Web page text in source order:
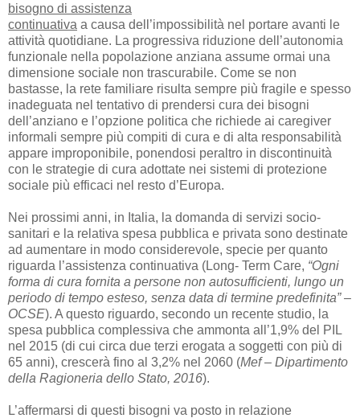
bisogno di assistenza
continuativa a causa dell’impossibilità nel portare avanti le
attività quotidiane. La progressiva riduzione dell’autonomia
funzionale nella popolazione anziana assume ormai una
dimensione sociale non trascurabile. Come se non
bastasse, la rete familiare risulta sempre più fragile e spesso
inadeguata nel tentativo di prendersi cura dei bisogni
dell’anziano e l’opzione politica che richiede ai caregiver
informali sempre più compiti di cura e di alta responsabilità
appare improponibile, ponendosi peraltro in discontinuità
con le strategie di cura adottate nei sistemi di protezione
sociale più efficaci nel resto d’Europa.
Nei prossimi anni, in Italia, la domanda di servizi socio-
sanitari e la relativa spesa pubblica e privata sono destinate
ad aumentare in modo considerevole, specie per quanto
riguarda l’assistenza continuativa (Long- Term Care, “Ogni
forma di cura fornita a persone non autosufficienti, lungo un
periodo di tempo esteso, senza data di termine predefinita” –
OCSE). A questo riguardo, secondo un recente studio, la
spesa pubblica complessiva che ammonta all’1,9% del PIL
nel 2015 (di cui circa due terzi erogata a soggetti con più di
65 anni), crescerà fino al 3,2% nel 2060 (Mef – Dipartimento
della Ragioneria dello Stato, 2016).
L’affermarsi di questi bisogni va posto in relazione